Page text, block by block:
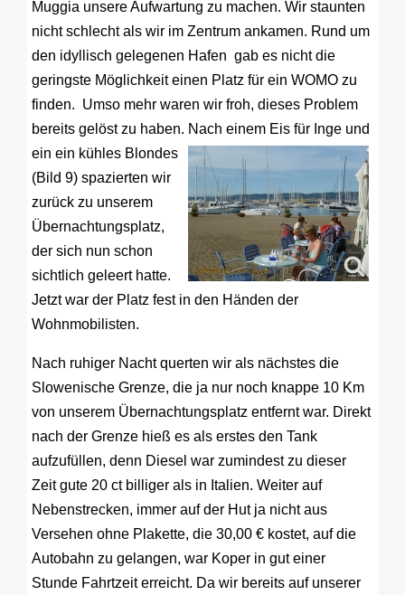
Muggia unsere Aufwartung zu machen. Wir staunten
nicht schlecht als wir im Zentrum ankamen. Rund um
den idyllisch gelegenen Hafen gab es nicht die
geringste Möglichkeit einen Platz für ein WOMO zu
finden. Umso mehr waren wir froh, dieses Problem
bereits gelöst zu haben. Nach einem Eis für Inge und
ein ein kühles Blondes
(Bild 9) spazierten wir
zurück zu unserem
Übernachtungsplatz,
der sich nun schon
sichtlich geleert hatte.
Jetzt war der Platz fest in den Händen der
Wohnmobilisten.
Nach ruhiger Nacht querten wir als nächstes die
Slowenische Grenze, die ja nur noch knappe 10 Km
von unserem Übernachtungsplatz entfernt war. Direkt
nach der Grenze hieß es als erstes den Tank
aufzufüllen, denn Diesel war zumindest zu dieser
Zeit gute 20 ct billiger als in Italien. Weiter auf
Nebenstrecken, immer auf der Hut ja nicht aus
Versehen ohne Plakette, die 30,00 € kostet, auf die
Autobahn zu gelangen, war Koper in gut einer
Stunde Fahrtzeit erreicht. Da wir bereits auf unserer